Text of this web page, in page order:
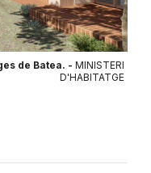
de Batea. - MINISTERI
D'HABITATGE